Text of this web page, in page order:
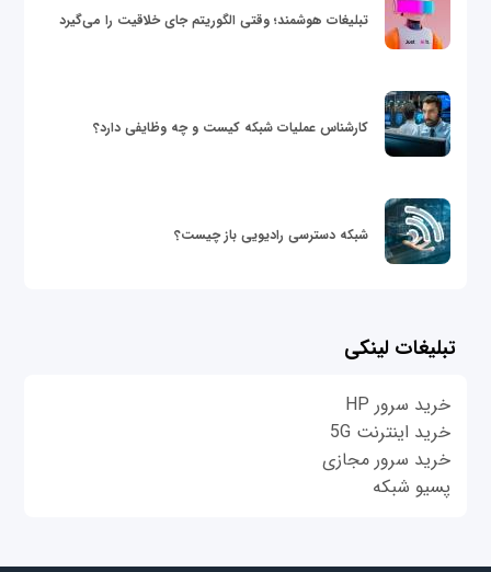
تبلیغات هوشمند؛ وقتی الگوریتم جای خلاقیت را می‌گیرد
کارشناس عملیات شبکه کیست و چه وظایفی دارد؟
شبکه دسترسی رادیویی باز چیست؟
تبلیغات لینکی
خرید سرور HP
خرید اینترنت 5G
خرید سرور مجازی
پسیو شبکه